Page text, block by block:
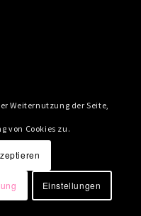
Weiternutzung der Seite,
von Cookies zu.
Einstellungen